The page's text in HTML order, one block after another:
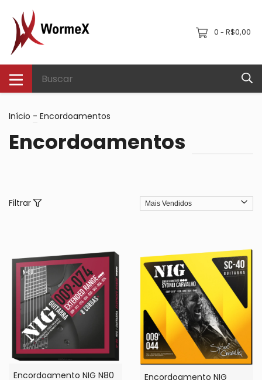
0 - R$0,00
Início - Encordoamentos
Encordoamentos
Filtrar
Encordoamento NIG N80
Encordoamento NIG